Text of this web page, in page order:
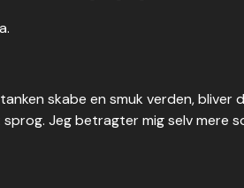
skabe en smuk verden, bliver
Jeg betragter mig selv mere